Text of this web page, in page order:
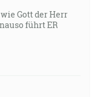
wie Gott der Herr
führt ER